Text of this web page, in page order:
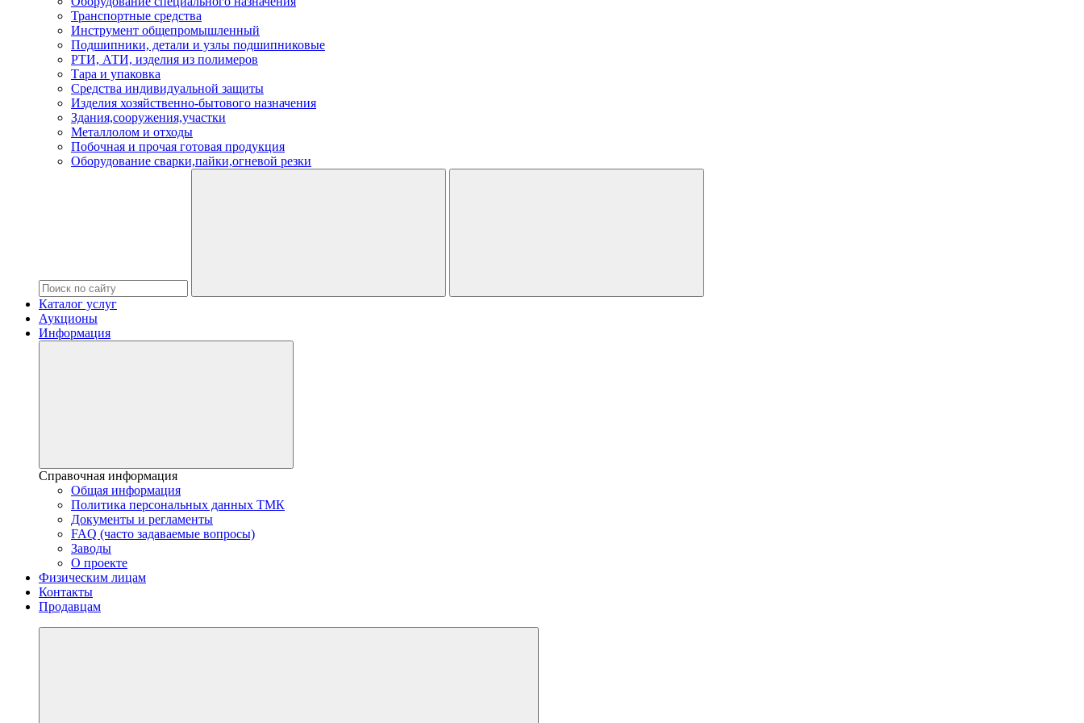
Транспортные средства
Инструмент общепромышленный
Подшипники, детали и узлы подшипниковые
РТИ, АТИ, изделия из полимеров
Тара и упаковка
Средства индивидуальной защиты
Изделия хозяйственно-бытового назначения
Здания,сооружения,участки
Металлолом и отходы
Побочная и прочая готовая продукция
Оборудование сварки,пайки,огневой резки
Каталог услуг
Аукционы
Информация
Справочная информация
Общая информация
Политика персональных данных ТМК
Документы и регламенты
FAQ (часто задаваемые вопросы)
Заводы
О проекте
Физическим лицам
Контакты
Продавцам